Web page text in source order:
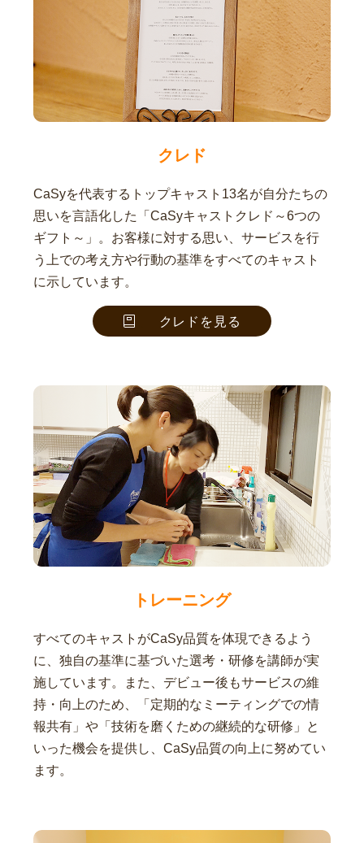
クレド
CaSyを代表するトップキャスト13名が自分たちの
思いを言語化した「CaSyキャストクレド～6つの
ギフト～」。お客様に対する思い、サービスを行
う上での考え方や行動の基準をすべてのキャスト
に示しています。
クレドを見る
トレーニング
すべてのキャストがCaSy品質を体現できるよう
に、独自の基準に基づいた選考・研修を講師が実
施しています。また、デビュー後もサービスの維
持・向上のため、「定期的なミーティングでの情
報共有」や「技術を磨くための継続的な研修」と
いった機会を提供し、CaSy品質の向上に努めてい
ます。